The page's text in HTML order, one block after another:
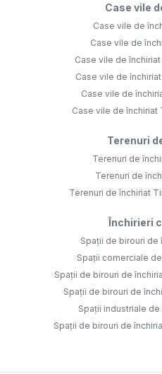
Case vile
Case vile de
Case vile de
Case vile de
Case vile de
Case vile de
Case vile de închiriat
Terenuri
Terenuri de
Terenuri de
Terenuri de închiriat
Închirieri
Spații de birouri de
Spații comerciale
Spații de birouri de
Spații de birouri de
Spații industriale
Spații de birouri de